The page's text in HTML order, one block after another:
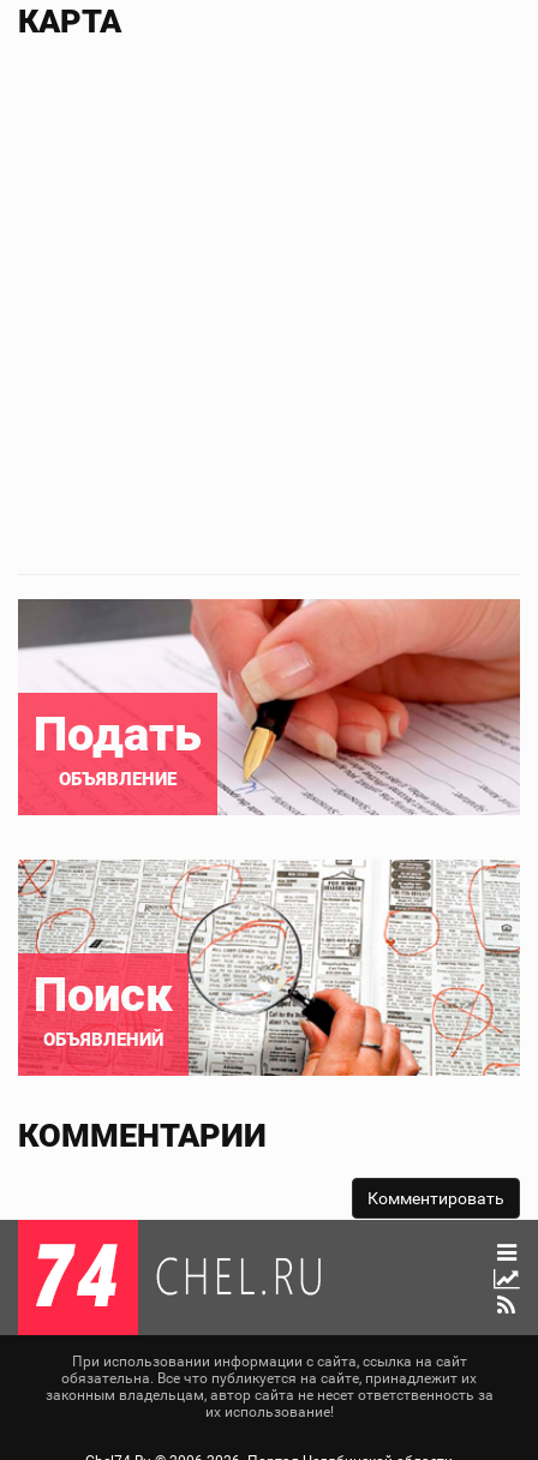
КАРТА
Подать
ОБЪЯВЛЕНИЕ
Поиск
ОБЪЯВЛЕНИЙ
КОММЕНТАРИИ
При использовании информации с сайта, ссылка на сайт
обязательна. Все что публикуется на сайте, принадлежит их
законным владельцам, автор сайта не несет ответственность за
их использование!